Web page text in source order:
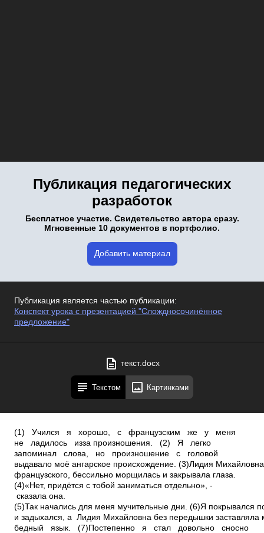
Публикация педагогических
разработок
Бесплатное участие. Свидетельство автора сразу.
Мгновенные 10 документов в портфолио.
Добавить материал
Публикация является частью публикации:
Конспект урока с презентацией "Слождносочинённое
предложение"
текст.docx
Текстом Картинками
(1) Учился я хорошо, с французским же у меня
не ладилось из­за произношения. (2) Я легко
запоминал слова, но произношение с головой
выдавало моё ангарское происхождение. (3)Лидия
французского, бессильно морщилась и закрывала глаза.
(4)«Нет, придётся с тобой заниматься отдельно», ­
сказала она.
(5)Так начались для меня мучительные дни. (6)Я покрывался
и задыхался, а Лидия Михайловна без передышки заставляла
бедный язык. (7)Постепенно я стал довольно сносно